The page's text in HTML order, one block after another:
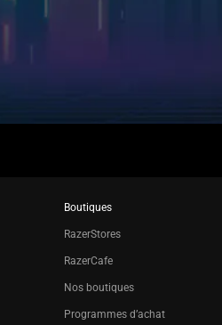
Boutiques
RazerStores
RazerCafe
Nos boutiques
Programmes d’achat